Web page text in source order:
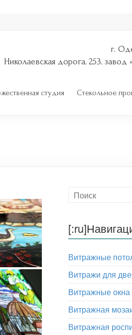
г.
Николаевская дорога, 253,
студия Стекольное
Витражные
Витражи для
Витражные окна
Витражная
Витражная